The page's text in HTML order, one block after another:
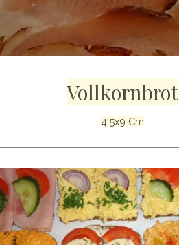
Vollkornbrot
4,5x9 Cm